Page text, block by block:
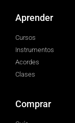
Aprender
Cursos
Instrumentos
Acordes
Clases
Comprar